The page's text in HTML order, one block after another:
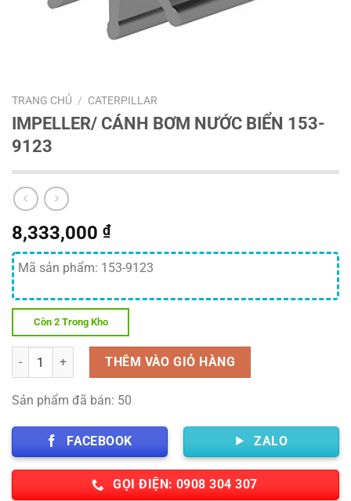
TRANG CHỦ / CATERPILLAR
IMPELLER/ CÁNH BƠM NƯỚC BIỂN 153-
9123
8,333,000 ₫
Mã sản phẩm: 153-9123
Còn 2 Trong Kho
Số lượng THÊM VÀO GIỎ HÀNG
Sản phẩm đã bán: 50
FACEBOOK ZALO
GỌI ĐIỆN: 0908 304 307